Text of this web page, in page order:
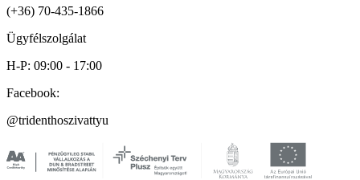
(+36) 70-435-1866
Ügyfélszolgálat
H-P: 09:00 - 17:00
Facebook:
@tridenthoszivattyu